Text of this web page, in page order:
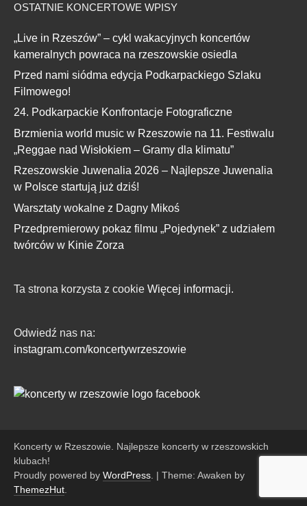
OSTATNIE KONCERTOWE WPISY
„Live in Rzeszów” – cykl wakacyjnych koncertów
kameralnych powraca na rzeszowskie osiedla
Przed nami siódma edycja Podkarpackiego Szlaku
Filmowego!
24. Podkarpackie Konfrontacje Fotograficzne
Brzmienia world music w Rzeszowie na 11. Festiwalu
„Reggae nad Wisłokiem – Gramy dla klimatu”
Rzeszowskie Juwenalia 2026 – Najlepsze Juwenalia
w Polsce startują już dziś!
Warsztaty wokalne z Dagny Mikoś
Przedpremierowy pokaz filmu „Pojedynek” z udziałem
twórców w Kinie Zorza
Ta strona korzysta z cookie Więcej informacji.
Odwiedź nas na:
instagram.com/koncertywrzeszowie
Koncerty w Rzeszowie. Najlepsze koncerty w rzeszowskich
klubach!
Proudly powered by WordPress | Theme: Awaken by
ThemezHut